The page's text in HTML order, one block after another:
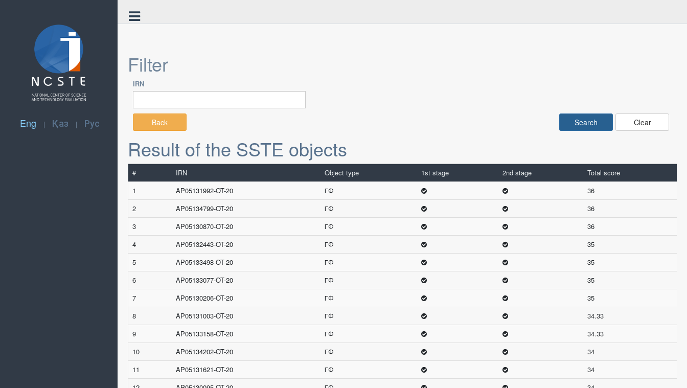
Eng | Қаз | Рус
Filter
IRN
Back Clear
Result of the SSTE objects
# IRN Object type 1st stage 2nd stage
Total score
1
AP05131992-OT-20 ГФ
36
2
AP05134799-OT-20 ГФ
36
3
AP05130870-OT-20 ГФ
36
4
AP05132443-OT-20 ГФ
35
5
AP05133498-OT-20 ГФ
35
6
AP05133077-OT-20 ГФ
35
7
AP05130206-OT-20 ГФ
35
8
AP05131003-OT-20 ГФ
34.33
9
AP05133158-OT-20 ГФ
34.33
10
AP05134202-OT-20 ГФ
34
11
AP05131621-OT-20 ГФ
34